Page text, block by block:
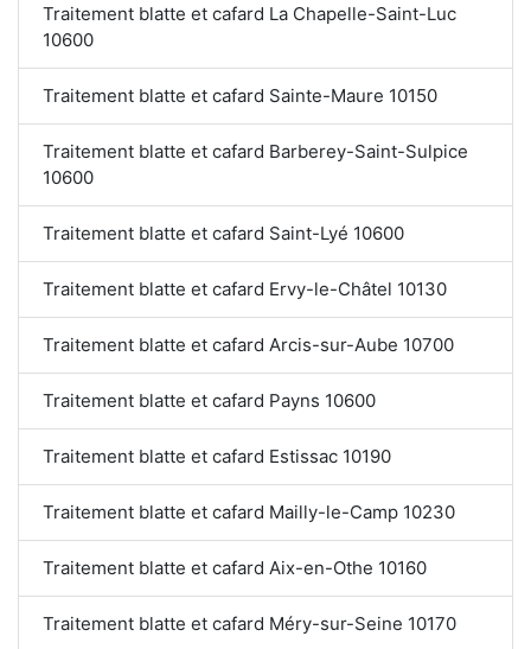
Traitement blatte et cafard La Chapelle-Saint-Luc
10600
Traitement blatte et cafard Sainte-Maure 10150
Traitement blatte et cafard Barberey-Saint-Sulpice
10600
Traitement blatte et cafard Saint-Lyé 10600
Traitement blatte et cafard Ervy-le-Châtel 10130
Traitement blatte et cafard Arcis-sur-Aube 10700
Traitement blatte et cafard Payns 10600
Traitement blatte et cafard Estissac 10190
Traitement blatte et cafard Mailly-le-Camp 10230
Traitement blatte et cafard Aix-en-Othe 10160
Traitement blatte et cafard Méry-sur-Seine 10170